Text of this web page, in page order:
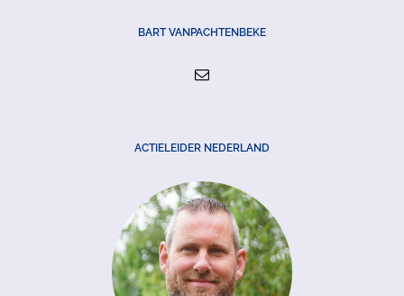
BART VANPACHTENBEKE
ACTIELEIDER NEDERLAND